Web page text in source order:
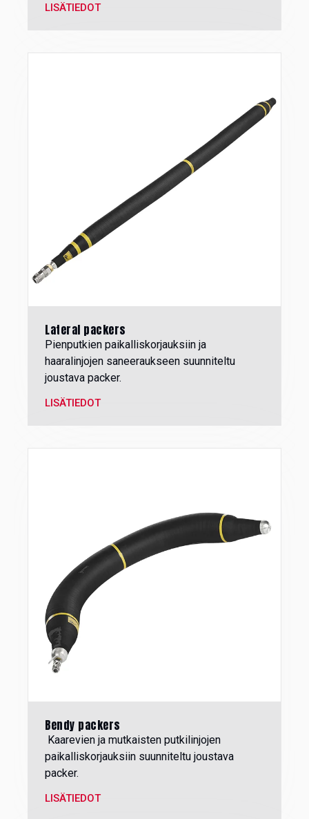
LISÄTIEDOT
Lateral packers
Pienputkien paikalliskorjauksiin ja
haaralinjojen saneeraukseen suunniteltu
joustava packer.
LISÄTIEDOT
Bendy packers
Kaarevien ja mutkaisten putkilinjojen
paikalliskorjauksiin suunniteltu joustava
packer.
LISÄTIEDOT